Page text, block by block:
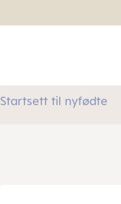
Startsett til nyfødte